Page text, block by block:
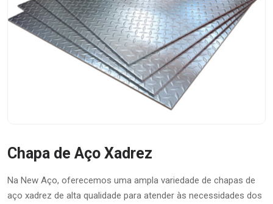
Chapa de Aço Xadrez
Na New Aço, oferecemos uma ampla variedade de chapas de
aço xadrez de alta qualidade para atender às necessidades dos